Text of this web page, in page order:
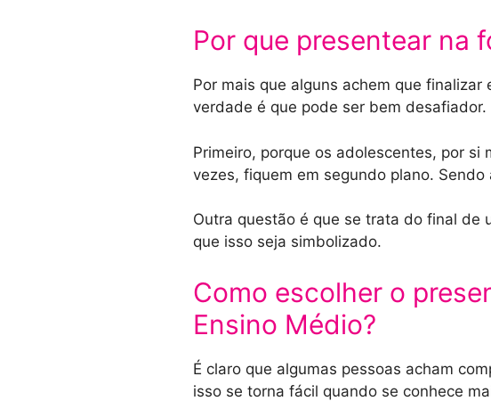
Por que presentear na
Por mais que alguns achem que
verdade é que pode ser bem desafiador.
Primeiro, porque os adolescentes, por
vezes, fiquem em segundo plano.
Outra questão é que se trata do final de
que isso seja simbolizado.
Como escolher o
Ensino Médio?
É claro que algumas pessoas acham
isso se torna fácil quando se conhece